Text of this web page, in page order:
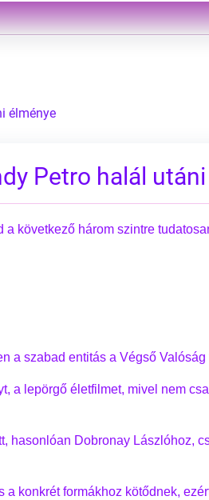
élménye
Petro halál
következő három szintre
a szabad entitás a Végső Valóság
a lepörgő életfilmet, mivel nem
hasonlóan Dobronay Lászlóhoz,
konkrét formákhoz kötődnek,